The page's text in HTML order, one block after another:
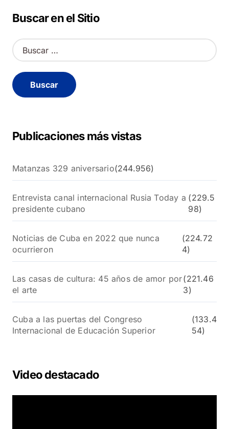
de
entradas
Buscar en el Sitio
B
u
c
a
Publicaciones más vistas
Matanzas 329 aniversario(244.956)
Entrevista canal internacional Rusia Today a
presidente cubano
(229.5
98)
Noticias de Cuba en 2022 que nunca
ocurrieron
(224.72
4)
Las casas de cultura: 45 años de amor por
el arte
(221.46
3)
Cuba a las puertas del Congreso
Internacional de Educación Superior
(133.4
54)
Video destacado